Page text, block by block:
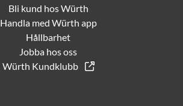
Bli kund hos Würth
Handla med Würth app
Hållbarhet
Jobba hos oss
Würth Kundklubb